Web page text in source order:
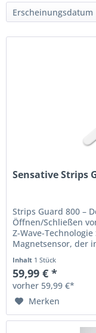
Sensative Strips
Strips Guard 800 –
Öffnen/Schließen
Z-Wave-
Magnetsensor, der
Inhalt 1 Stück
59,99 € *
vorher 59,99 €*
Merken